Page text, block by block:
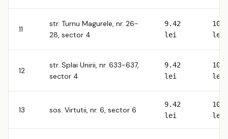
11
str. Turnu Magurele, nr. 26-
28, sector 4
9.42
lei
lei
12
str. Splai Unirii, nr. 633-637,
sector 4
9.42
lei
lei
13 sos. Virtutii, nr. 6, sector 6
9.42
lei
lei